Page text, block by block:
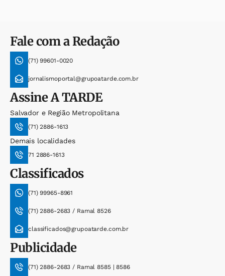
Fale com a Redação
(71) 99601-0020
jornalismoportal@grupoatarde.com.br
AssineA TARDE
Salvador e Região Metropolitana
(71) 2886-1613
Demais localidades
71 2886-1613
Classificados
(71) 99965-8961
(71) 2886-2683 / Ramal 8526
classificados@grupoatarde.com.br
Publicidade
(71) 2886-2683 / Ramal 8585 | 8586